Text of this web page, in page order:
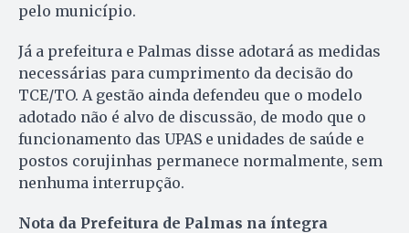
pelo município.
Já a prefeitura e Palmas disse adotará as medidas
necessárias para cumprimento da decisão do
TCE/TO. A gestão ainda defendeu que o modelo
adotado não é alvo de discussão, de modo que o
funcionamento das UPAS e unidades de saúde e
postos corujinhas permanece normalmente, sem
nenhuma interrupção.
Nota da Prefeitura de Palmas na íntegra